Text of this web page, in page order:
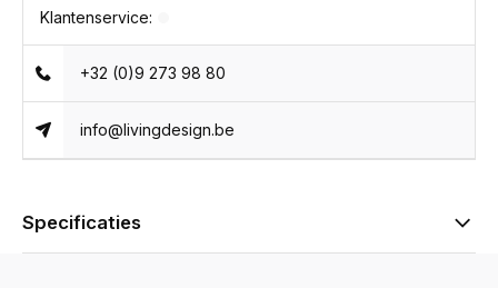
Klantenservice:
+32 (0)9 273 98 80
info@livingdesign.be
Specificaties